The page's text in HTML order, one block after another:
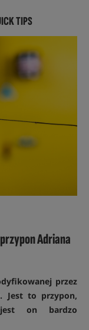
TIPS
Adriana
przez
Jest to przypon,
on bardzo